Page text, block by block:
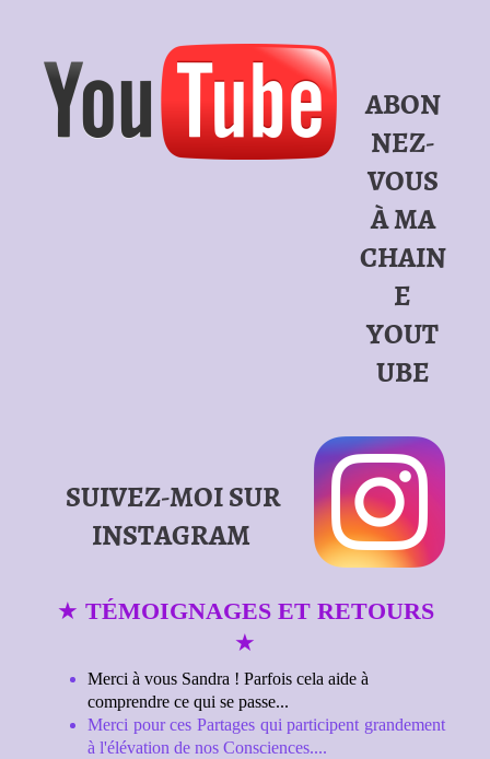
ABON
NEZ-
VOUS
À MA
CHAIN
E
YOUT
UBE
SUIVEZ-MOI SUR
INSTAGRAM
★ TÉMOIGNAGES ET RETOURS
★
Merci à vous Sandra ! Parfois cela aide à
comprendre ce qui se passe...
Merci pour ces Partages qui participent grandement
à l'élévation de nos Consciences....